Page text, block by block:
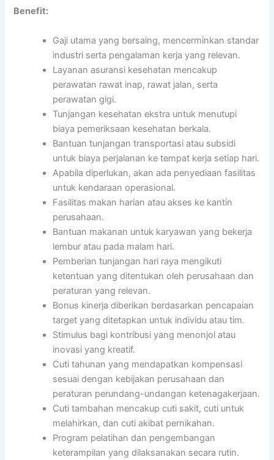
Benefit:
Gaji utama yang bersaing, mencerminkan standar
industri serta pengalaman kerja yang relevan.
Layanan asuransi kesehatan mencakup
perawatan rawat inap, rawat jalan, serta
perawatan gigi.
Tunjangan kesehatan ekstra untuk menutupi
biaya pemeriksaan kesehatan berkala.
Bantuan tunjangan transportasi atau subsidi
untuk biaya perjalanan ke tempat kerja setiap hari.
Apabila diperlukan, akan ada penyediaan fasilitas
untuk kendaraan operasional.
Fasilitas makan harian atau akses ke kantin
perusahaan.
Bantuan makanan untuk karyawan yang bekerja
lembur atau pada malam hari.
Pemberian tunjangan hari raya mengikuti
ketentuan yang ditentukan oleh perusahaan dan
peraturan yang relevan.
Bonus kinerja diberikan berdasarkan pencapaian
target yang ditetapkan untuk individu atau tim.
Stimulus bagi kontribusi yang menonjol atau
inovasi yang kreatif.
Cuti tahunan yang mendapatkan kompensasi
sesuai dengan kebijakan perusahaan dan
peraturan perundang-undangan ketenagakerjaan.
Cuti tambahan mencakup cuti sakit, cuti untuk
melahirkan, dan cuti akibat pernikahan.
Program pelatihan dan pengembangan
keterampilan yang dilaksanakan secara rutin.